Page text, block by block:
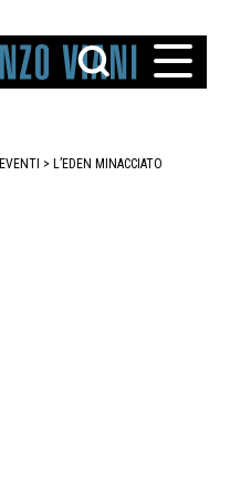
EVENTI > L’EDEN MINACCIATO